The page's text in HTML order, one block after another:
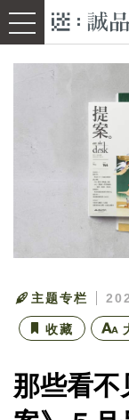
主题专栏
收藏
那些看不